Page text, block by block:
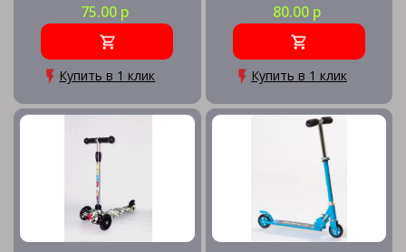
75.00 р
Купить в 1 клик
80.00 р
Купить в 1 клик